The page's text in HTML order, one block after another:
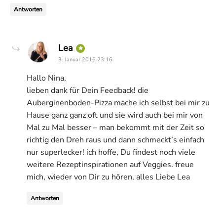
Antworten
Lea says:
3. Januar 2016 23:16
Hallo Nina,
lieben dank für Dein Feedback! die
Auberginenboden-Pizza mache ich selbst bei mir zu
Hause ganz ganz oft und sie wird auch bei mir von
Mal zu Mal besser – man bekommt mit der Zeit so
richtig den Dreh raus und dann schmeckt’s einfach
nur superlecker! ich hoffe, Du findest noch viele
weitere Rezeptinspirationen auf Veggies. freue
mich, wieder von Dir zu hören, alles Liebe Lea
Antworten